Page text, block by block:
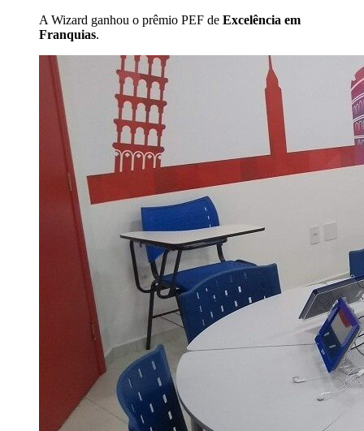
A Wizard ganhou o prêmio PEF de Excelência em
Franquias.